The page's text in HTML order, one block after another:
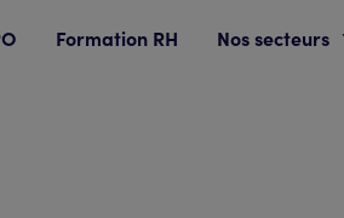
Formation RH Nos secteurs